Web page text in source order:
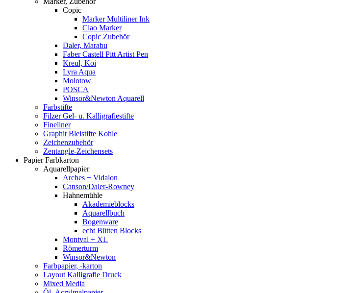
Copic
Marker Multiliner Ink
Ciao Marker
Copic Zubehör
Daler, Marabu
Faber Castell Pitt Artist Pen
Kreul, Koi
Lyra Aqua
Molotow
POSCA
Winsor&Newton Aquarell
Farbstifte
Filzer Gel- u. Kalligrafiestifte
Fineliner
Graphit Bleistifte Kohle
Zeichenzubehör
Zentangle-Zeichensets
Papier Farbkarton
Aquarellpapier
Arches + Vidalon
Canson/Daler-Rowney
Hahnemühle
Akademieblocks
Aquarellbuch
Bogenware
echt Bütten Blocks
Montval + XL
Römerturm
Winsor&Newton
Farbpapier, -karton
Layout Kalligrafie Druck
Mixed Media